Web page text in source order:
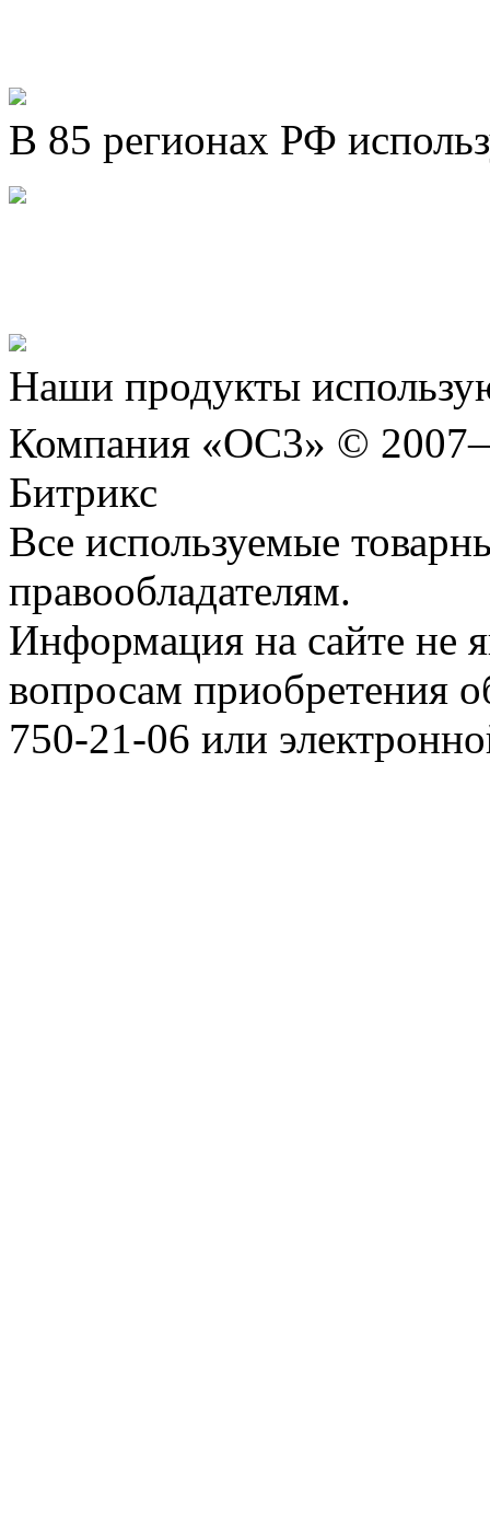
В 85 регионах РФ
Наши продукты
Компания «ОС3» ©
Битрикс
Все используемые
правообладателям.
Информация на сайте не
вопросам приобретения
750-21-06 или